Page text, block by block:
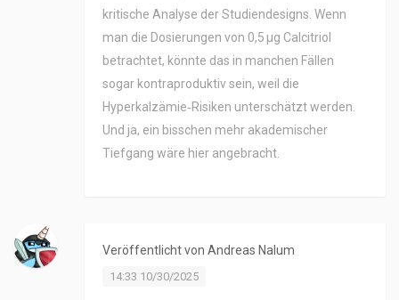
kritische Analyse der Studiendesigns. Wenn
man die Dosierungen von 0,5 µg Calcitriol
betrachtet, könnte das in manchen Fällen
sogar kontraproduktiv sein, weil die
Hyperkalzämie‑Risiken unterschätzt werden.
Und ja, ein bisschen mehr akademischer
Tiefgang wäre hier angebracht.
Veröffentlicht von Andreas Nalum
14:33 10/30/2025